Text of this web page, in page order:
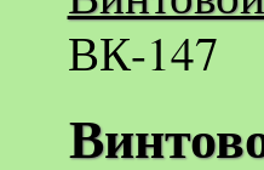
ВК-147